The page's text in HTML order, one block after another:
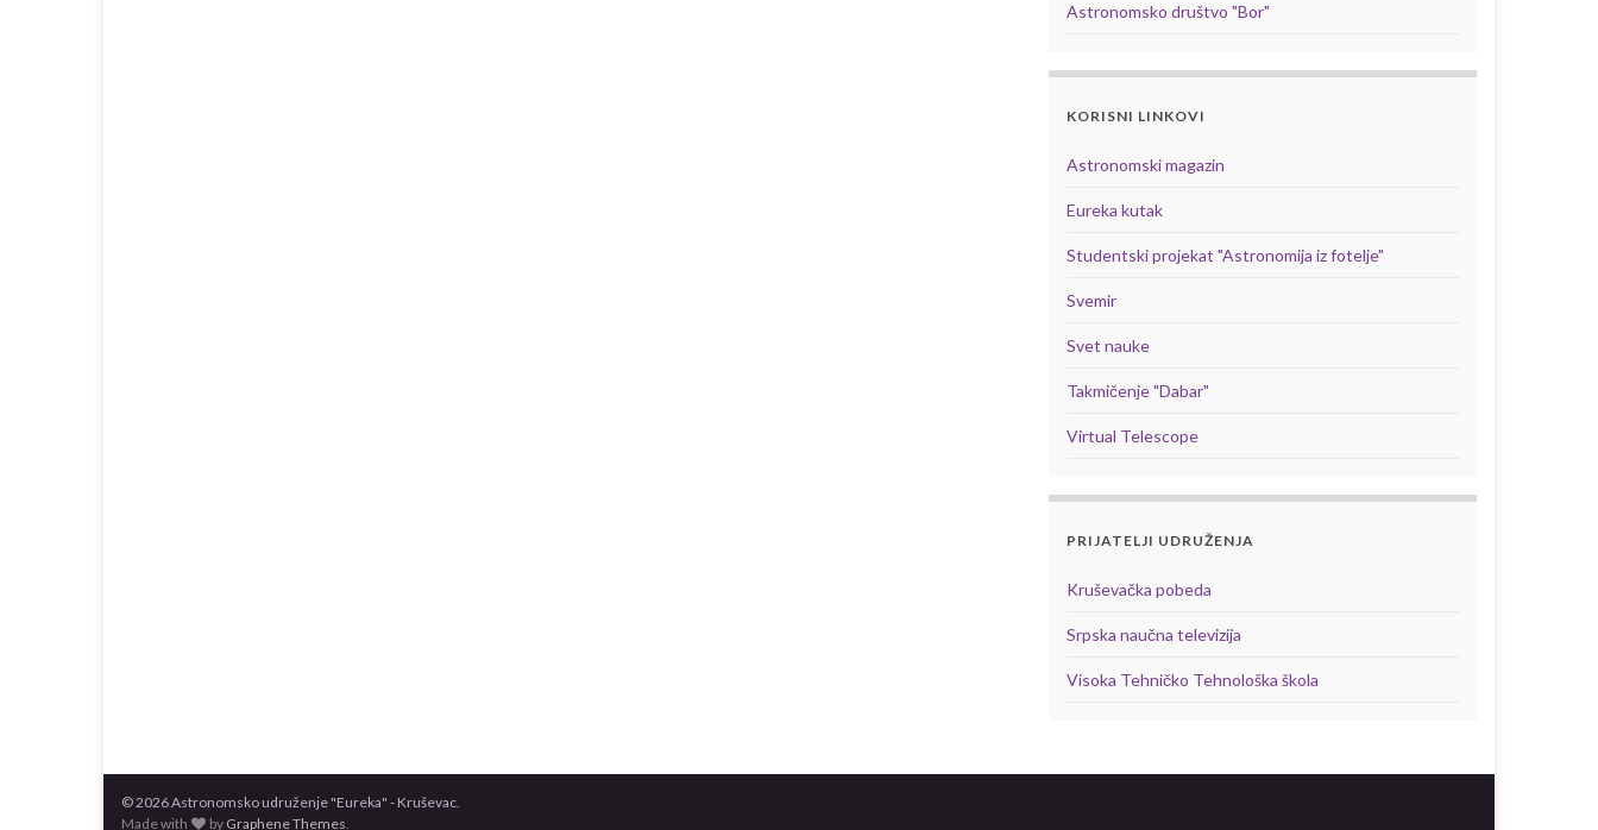
Astronomsko društvo "Bor"
KORISNI LINKOVI
Astronomski magazin
Eureka kutak
Studentski projekat "Astronomija iz fotelje"
Svemir
Svet nauke
Takmičenje "Dabar"
Virtual Telescope
PRIJATELJI UDRUŽENJA
Kruševačka pobeda
Srpska naučna televizija
Visoka Tehničko Tehnološka škola
© 2026 Astronomsko udruženje "Eureka" - Kruševac.
Made with
by Graphene Themes.